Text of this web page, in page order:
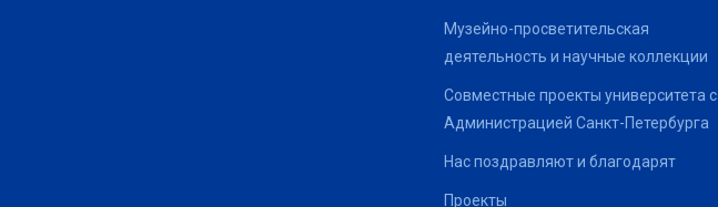
Музейно-просветительская
деятельность и научные коллекции
Совместные проекты университета с
Администрацией Санкт-Петербурга
Нас поздравляют и благодарят
Проекты